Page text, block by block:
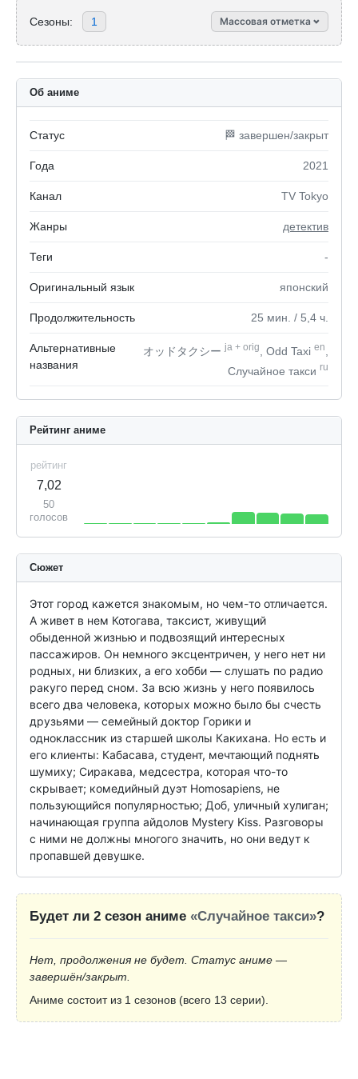
Сезоны: 1 Массовая отметка
Об аниме
Статус 🏁 завершен/закрыт
Года 2021
Канал TV Tokyo
Жанры детектив
Теги -
Оригинальный язык японский
Продолжительность 25 мин. / 5,4 ч.
Альтернативные
названия
オッドタクシーja + orig , Odd Taxi en
Случайное такси ru
Рейтинг аниме
рейтинг
7,02
50
голосов
Сюжет
Этот город кажется знакомым, но чем-то отличается.
А живет в нем Котогава, таксист, живущий
обыденной жизнью и подвозящий интересных
пассажиров. Он немного эксцентричен, у него нет ни
родных, ни близких, а его хобби — слушать по радио
ракуго перед сном. За всю жизнь у него появилось
всего два человека, которых можно было бы счесть
друзьями — семейный доктор Горики и
одноклассник из старшей школы Какихана. Но есть и
его клиенты: Кабасава, студент, мечтающий поднять
шумиху; Сиракава, медсестра, которая что-то
скрывает; комедийный дуэт Homosapiens, не
пользующийся популярностью; Доб, уличный хулиган;
начинающая группа айдолов Mystery Kiss. Разговоры
с ними не должны многого значить, но они ведут к
пропавшей девушке.
Будет ли 2 сезон аниме «Случайное такси»?
Нет, продолжения не будет. Статус аниме —
завершён/закрыт.
Аниме состоит из 1 сезонов (всего 13 серии).